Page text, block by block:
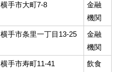
横手市大町7-8
金融
機関
横手市条里一丁目13-25
金融
機関
横手市寿町11-41
飲食